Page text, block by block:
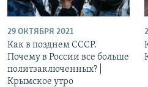
29 ОКТЯБРЯ 2021
Как в позднем СССР.
Почему в России все больше
политзаключенных? |
Крымское утро